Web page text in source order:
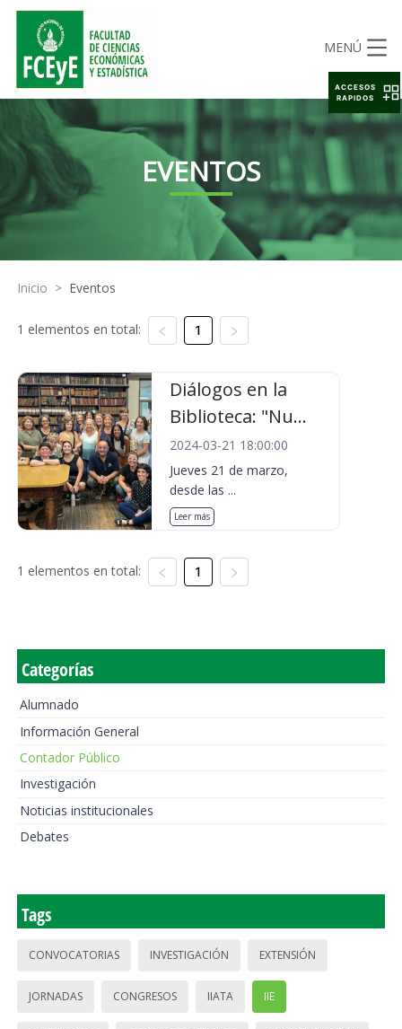
MENÚ
EVENTOS
Inicio > Eventos
1 elementos en total: 1
Diálogos en la
Biblioteca: "Nu...
2024-03-21 18:00:00
Jueves 21 de marzo,
desde las ...
Leer más
1 elementos en total: 1
Categorías
Alumnado
Información General
Contador Público
Investigación
Noticias institucionales
Debates
Tags
CONVOCATORIAS INVESTIGACIÓN EXTENSIÓN
JORNADAS CONGRESOS IIATA IIE
ACCESOS
RAPIDOS